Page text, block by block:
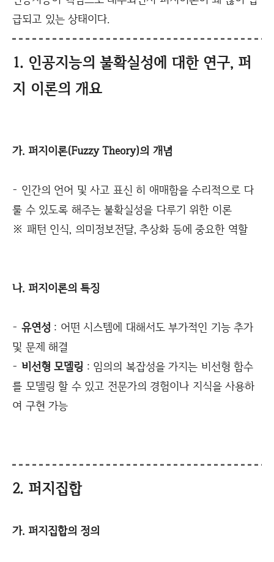
급되고 있는 상태이다.
1. 인공지능의 불확실성에 대한 연구, 퍼
지 이론의 개요
가. 퍼지이론(Fuzzy Theory)의 개념
- 인간의 언어 및 사고 표신 히 애매함을 수리적으로 다
룰 수 있도록 해주는 불확실성을 다루기 위한 이론
※ 패턴 인식, 의미정보전달, 추상화 등에 중요한 역할
나. 퍼지이론의 특징
- 유연성 : 어떤 시스템에 대해서도 부가적인 기능 추가
및 문제 해결
- 비선형 모델링 : 임의의 복잡성을 가지는 비선형 함수
를 모델링 할 수 있고 전문가의 경험이나 지식을 사용하
여 구현 가능
2. 퍼지집합
가. 퍼지집합의 정의